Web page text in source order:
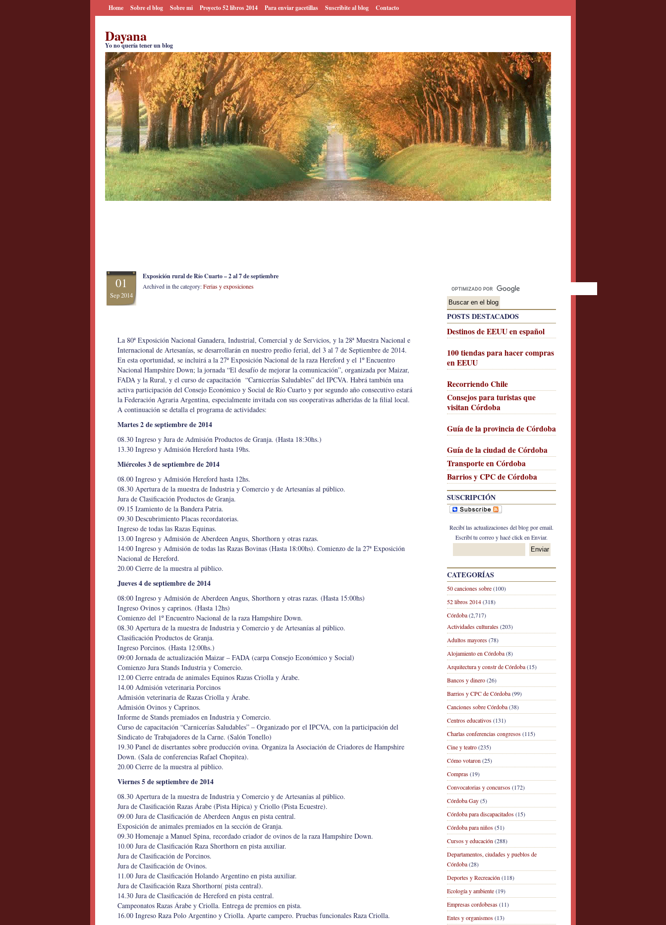
Home Sobre el blog Sobre mi Proyecto 52 libros 2014 Para enviar gacetillas Suscribite al blog Contacto
Dayana
Yo no quería tener un blog
POSTS DESTACADOS
Destinos de EEUU en español
100 tiendas para hacer compras
en EEUU
Recorriendo Chile
Consejos para turistas que
visitan Córdoba
Guía de la provincia de Córdoba
Guía de la ciudad de Córdoba
Transporte en Córdoba
Barrios y CPC de Córdoba
SUSCRIPCIÓN
Recibí las actualizaciones del blog por email.
Escribí tu correo y hacé click en Enviar.
CATEGORÍAS
50 canciones sobre(100)
52 libros 2014(318)
Córdoba(2,717)
Actividades culturales(203)
Adultos mayores(78)
Alojamiento en Córdoba(8)
Arquitectura y constr de Córdoba(15)
Bancos y dinero(26)
Barrios y CPC de Córdoba(99)
Canciones sobre Córdoba(38)
Centros educativos(131)
Charlas conferencias congresos(115)
Cine y teatro(235)
Cómo votaron (25)
Compras(19)
Convocatorias y concursos(172)
Córdoba Gay(5)
Córdoba para discapacitados(15)
Córdoba para niños(51)
Cursos y educación (288)
Departamentos, ciudades y pueblos de
Córdoba(28)
Deportes y Recreación (118)
Ecología y ambiente(19)
Empresas cordobesas(11)
Entes y organismos(13)
01
Sep 2014
Exposición rural de Río Cuarto – 2 al 7 de septiembre
Archived in the category:Ferias y exposiciones
La 80ª Exposición Nacional Ganadera, Industrial, Comercial y de Servicios, y la 28ª Muestra Nacional e
Internacional de Artesanías, se desarrollarán en nuestro predio ferial, del 3 al 7 de Septiembre de 2014.
En esta oportunidad, se incluirá a la 27ª Exposición Nacional de la raza Hereford y el 1º Encuentro
Nacional Hampshire Down; la jornada “El desafío de mejorar la comunicación”, organizada por Maizar,
FADA y la Rural, y el curso de capacitación “Carnicerías Saludables” del IPCVA. Habrá también una
activa participación del Consejo Económico y Social de Río Cuarto y por segundo año consecutivo estará
la Federación Agraria Argentina, especialmente invitada con sus cooperativas adheridas de la filial local.
A continuación se detalla el programa de actividades:
Martes 2 de septiembre de 2014
08.30 Ingreso y Jura de Admisión Productos de Granja. (Hasta 18:30hs.)
13.30 Ingreso y Admisión Hereford hasta 19hs.
Miércoles 3 de septiembre de 2014
08.00 Ingreso y Admisión Hereford hasta 12hs.
08.30 Apertura de la muestra de Industria y Comercio y de Artesanías al público.
Jura de Clasificación Productos de Granja.
09.15 Izamiento de la Bandera Patria.
09.30 Descubrimiento Placas recordatorias.
Ingreso de todas las Razas Equinas.
13.00 Ingreso y Admisión de Aberdeen Angus, Shorthorn y otras razas.
14:00 Ingreso y Admisión de todas las Razas Bovinas (Hasta 18:00hs). Comienzo de la 27ª Exposición
Nacional de Hereford.
20.00 Cierre de la muestra al público.
Jueves 4 de septiembre de 2014
08:00 Ingreso y Admisión de Aberdeen Angus, Shorthorn y otras razas. (Hasta 15:00hs)
Ingreso Ovinos y caprinos. (Hasta 12hs)
Comienzo del 1º Encuentro Nacional de la raza Hampshire Down.
08.30 Apertura de la muestra de Industria y Comercio y de Artesanías al público.
Clasificación Productos de Granja.
Ingreso Porcinos. (Hasta 12:00hs.)
09:00 Jornada de actualización Maizar – FADA (carpa Consejo Económico y Social)
Comienzo Jura Stands Industria y Comercio.
12.00 Cierre entrada de animales Equinos Razas Criolla y Árabe.
14.00 Admisión veterinaria Porcinos
Admisión veterinaria de Razas Criolla y Árabe.
Admisión Ovinos y Caprinos.
Informe de Stands premiados en Industria y Comercio.
Curso de capacitación “Carnicerías Saludables” – Organizado por el IPCVA, con la participación del
Sindicato de Trabajadores de la Carne. (Salón Tonello)
19.30 Panel de disertantes sobre producción ovina. Organiza la Asociación de Criadores de Hampshire
Down. (Sala de conferencias Rafael Chopitea).
20.00 Cierre de la muestra al público.
Viernes 5 de septiembre de 2014
08.30 Apertura de la muestra de Industria y Comercio y de Artesanías al público.
Jura de Clasificación Razas Árabe (Pista Hípica) y Criollo (Pista Ecuestre).
09.00 Jura de Clasificación de Aberdeen Angus en pista central.
Exposición de animales premiados en la sección de Granja.
09.30 Homenaje a Manuel Spina, recordado criador de ovinos de la raza Hampshire Down.
10.00 Jura de Clasificación Raza Shorthorn en pista auxiliar.
Jura de Clasificación de Porcinos.
Jura de Clasificación de Ovinos.
11.00 Jura de Clasificación Holando Argentino en pista auxiliar.
Jura de Clasificación Raza Shorthorn( pista central).
14.30 Jura de Clasificación de Hereford en pista central.
Campeonatos Razas Árabe y Criolla. Entrega de premios en pista.
16.00 Ingreso Raza Polo Argentino y Criolla. Aparte campero. Pruebas funcionales Raza Criolla.